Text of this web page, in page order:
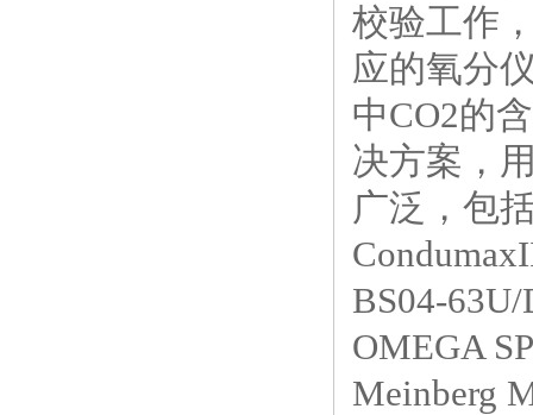
校验工作
应的氧分
中CO2的
决方案，
广泛，包
BS04-
OMEGA
Meinberg